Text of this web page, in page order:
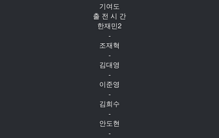
기여도
출 전 시 간
한재민2
-
조재혁
-
김대영
-
이준영
-
김희수
-
안도현
-